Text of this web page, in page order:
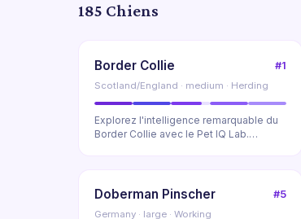
185 Chiens
Border Collie #1
Scotland/England · medium · Herding
Explorez l'intelligence remarquable du
Border Collie avec le Pet IQ Lab.
Doberman Pinscher #5
Germany · large · Working